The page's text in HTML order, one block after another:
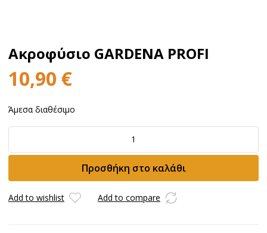
Ακροφύσιο GARDENA PROFI
10,90 €
Άμεσα διαθέσιμο
PROFI
Προσθήκη στο καλάθι
Add to wishlist Add to compare